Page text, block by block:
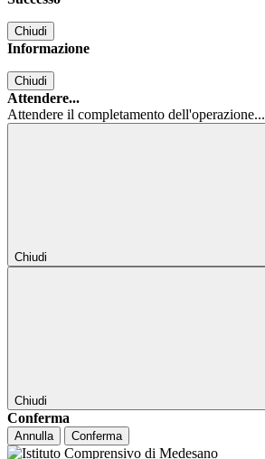
Chiudi
Informazione
Chiudi
Attendere...
Attendere il completamento dell'operazione...
Chiudi
Chiudi
Conferma
Annulla Conferma